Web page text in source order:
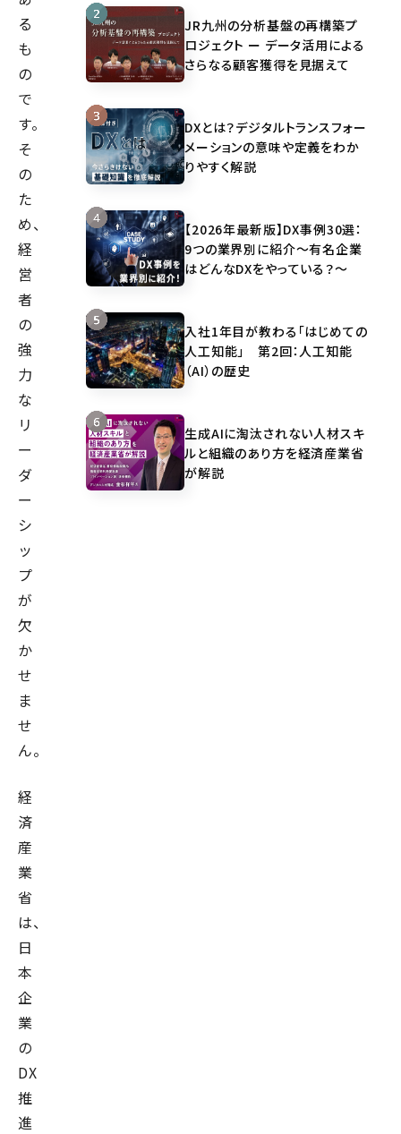
る
も
の
で
す。
そ
の
た
め、
経
営
者
の
強
力
な
リ
ー
ダ
ー
シ
ッ
プ
が
欠
か
せ
ま
せ
ん。
経
済
産
業
省
は、
日
本
企
業
の
DX
推
進
JR九州の分析基盤の再構築プ
ロジェクト ー データ活用による
さらなる顧客獲得を見据えて
DXとは？デジタルトランスフォー
メーションの意味や定義をわか
りやすく解説
【2026年最新版】DX事例30選：
9つの業界別に紹介～有名企業
はどんなDXをやっている？～
入社1年目が教わる「はじめての
人工知能」 第2回：人工知能
（AI）の歴史
生成AIに淘汰されない人材スキ
ルと組織のあり方を経済産業省
が解説